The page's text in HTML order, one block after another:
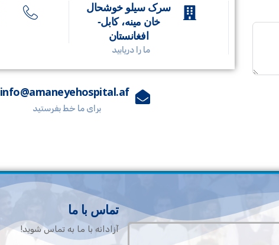
سرک سیلو خوشحال
خان مینه، کابل-
افغانستان
ما را دریابید
info@amaneyehospital.af
برای ما خط بفرستید
تماس با ما
آزادانه با ما به تماس شوید!